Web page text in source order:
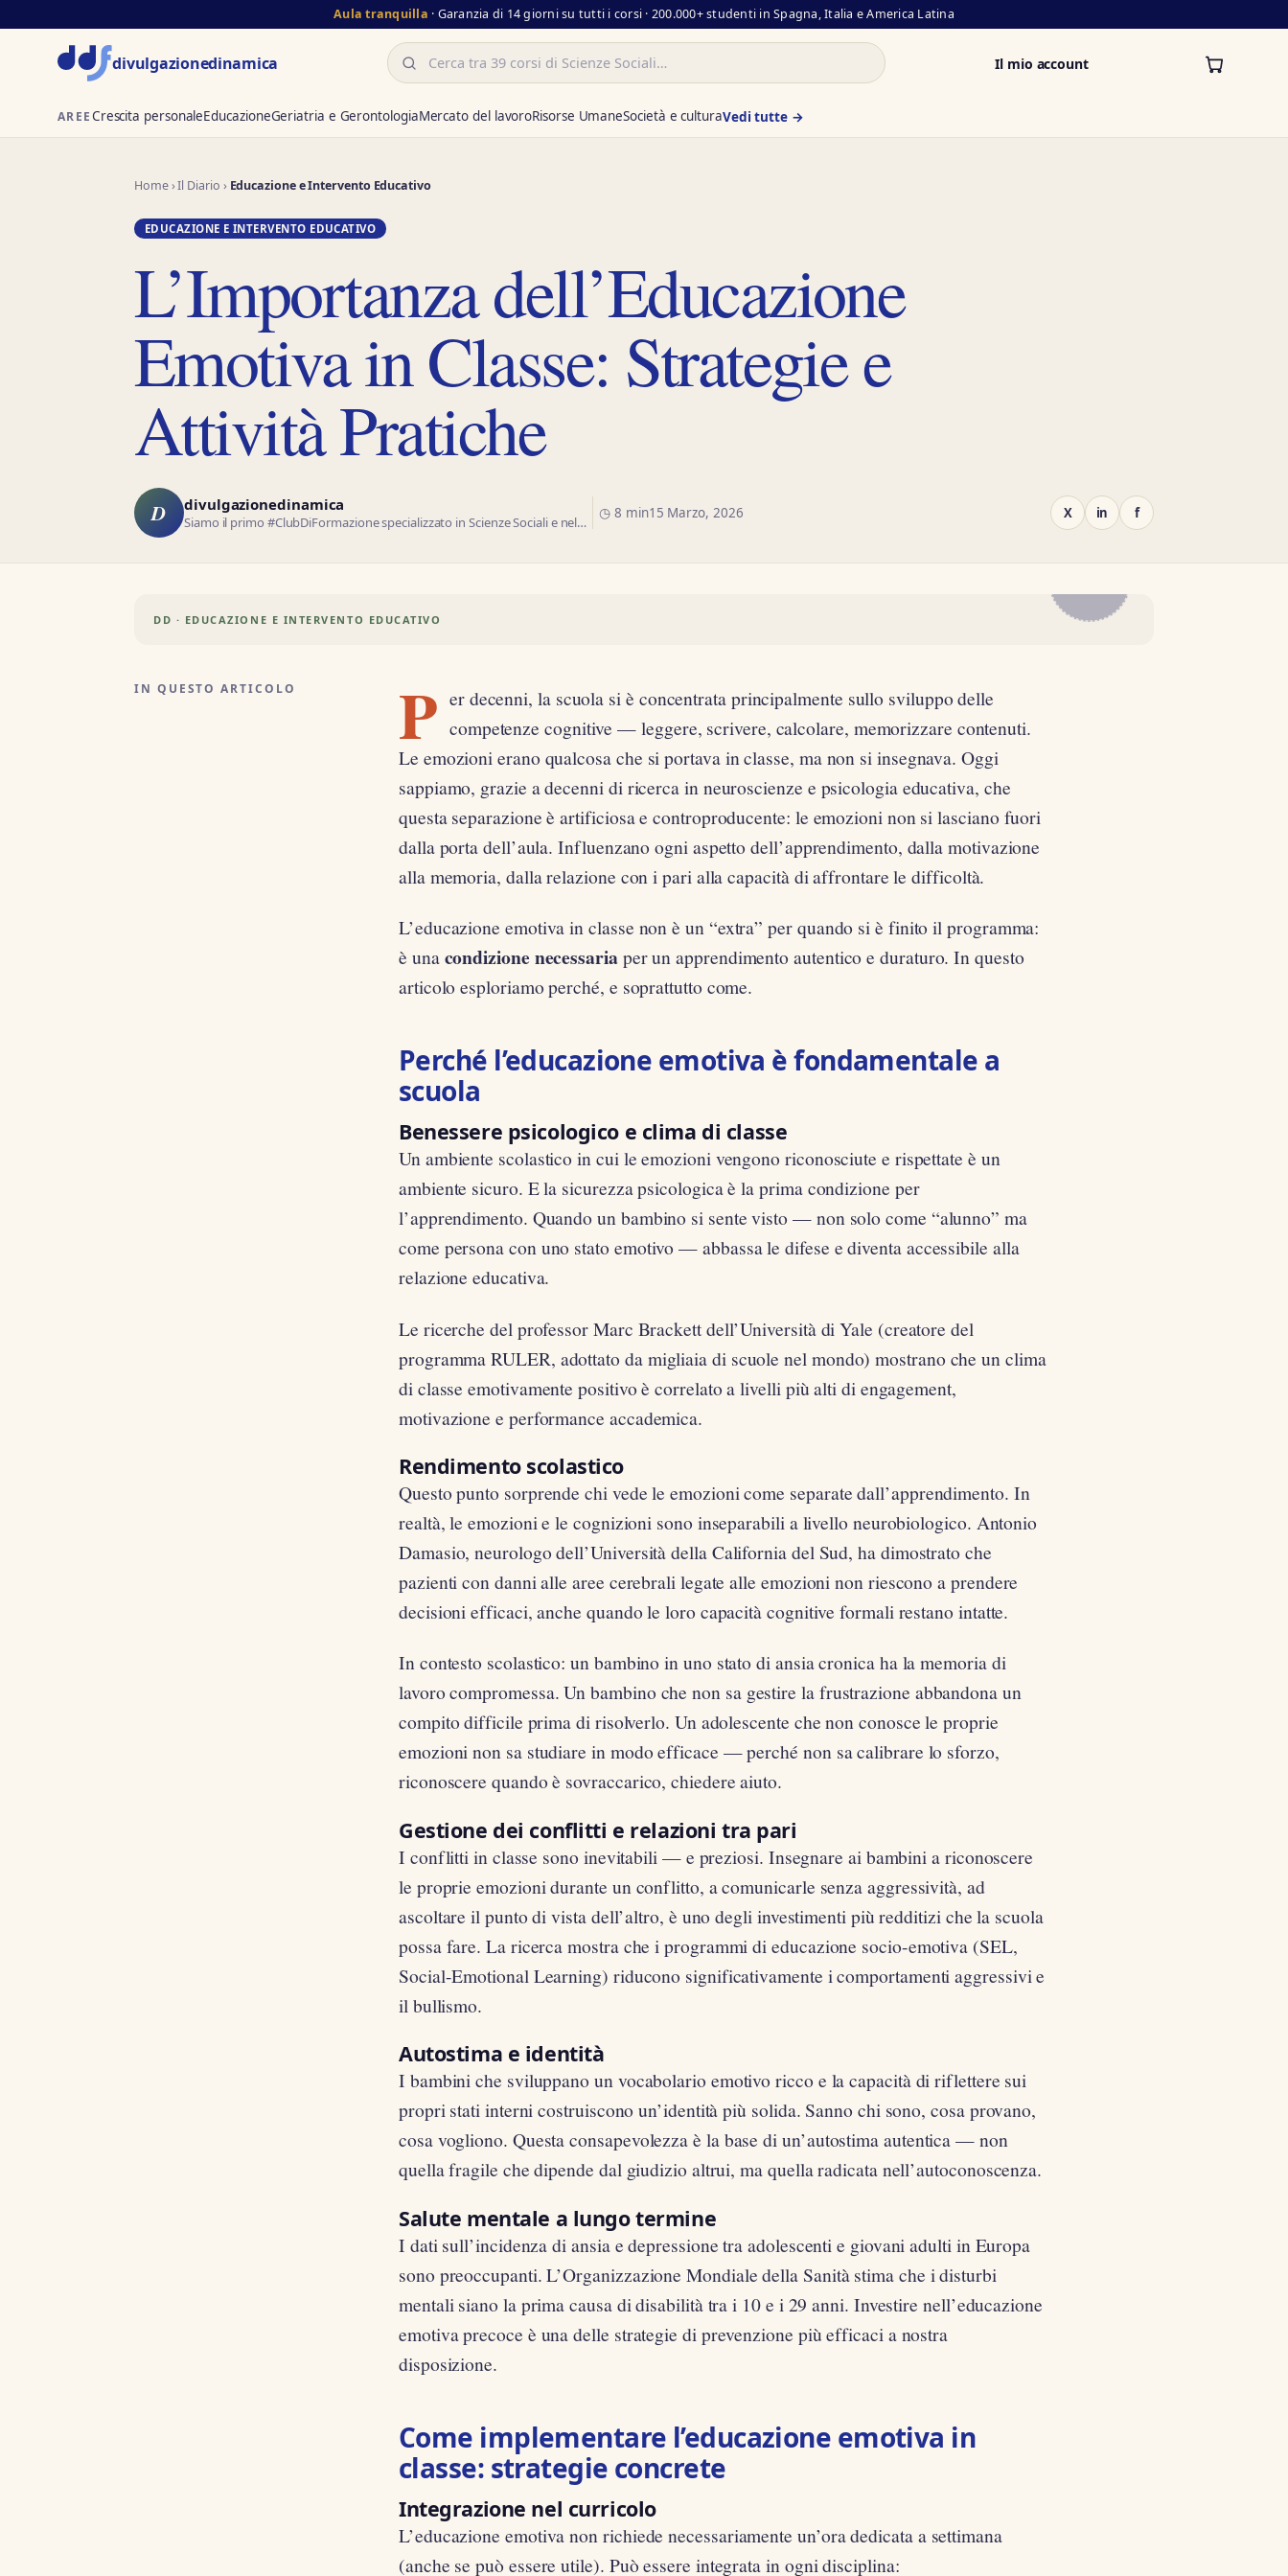
Aula tranquilla · Garanzia di 14 giorni su tutti i corsi · 200.000+ studenti in Spagna, Italia e America Latina
divulgazionedinamica Cerca Il mio account
AREECrescita personaleEducazioneGeriatria e GerontologiaMercato del lavoroRisorse UmaneSocietà e culturaVedi tutte →
Home›Il Diario › Educazione e Intervento Educativo
EDUCAZIONE E INTERVENTO EDUCATIVO
L’Importanza dell’Educazione
Emotiva in Classe: Strategie e
Attività Pratiche
D divulgazionedinamica
Siamo il primo #ClubDiFormazione specializzato in Scienze Sociali e nel…
◷ 8 min15 Marzo, 2026 X in f
DD · EDUCAZIONE E INTERVENTO EDUCATIVO
IN QUESTO ARTICOLO P er decenni, la scuola si è concentrata principalmente sullo sviluppo delle
competenze cognitive — leggere, scrivere, calcolare, memorizzare contenuti.
Le emozioni erano qualcosa che si portava in classe, ma non si insegnava. Oggi
sappiamo, grazie a decenni di ricerca in neuroscienze e psicologia educativa, che
questa separazione è artificiosa e controproducente: le emozioni non si lasciano fuori
dalla porta dell’aula. Influenzano ogni aspetto dell’apprendimento, dalla motivazione
alla memoria, dalla relazione con i pari alla capacità di affrontare le difficoltà.
L’educazione emotiva in classe non è un “extra” per quando si è finito il programma:
è unacondizione necessariaper un apprendimento autentico e duraturo. In questo
articolo esploriamo perché, e soprattutto come.
Perché l’educazione emotiva è fondamentale a
scuola
Benessere psicologico e clima di classe
Un ambiente scolastico in cui le emozioni vengono riconosciute e rispettate è un
ambiente sicuro. E la sicurezza psicologica è la prima condizione per
l’apprendimento. Quando un bambino si sente visto — non solo come “alunno” ma
come persona con uno stato emotivo — abbassa le difese e diventa accessibile alla
relazione educativa.
Le ricerche del professor Marc Brackett dell’Università di Yale (creatore del
programma RULER, adottato da migliaia di scuole nel mondo) mostrano che un clima
di classe emotivamente positivo è correlato a livelli più alti di engagement,
motivazione e performance accademica.
Rendimento scolastico
Questo punto sorprende chi vede le emozioni come separate dall’apprendimento. In
realtà, le emozioni e le cognizioni sono inseparabili a livello neurobiologico. Antonio
Damasio, neurologo dell’Università della California del Sud, ha dimostrato che
pazienti con danni alle aree cerebrali legate alle emozioni non riescono a prendere
decisioni efficaci, anche quando le loro capacità cognitive formali restano intatte.
In contesto scolastico: un bambino in uno stato di ansia cronica ha la memoria di
lavoro compromessa. Un bambino che non sa gestire la frustrazione abbandona un
compito difficile prima di risolverlo. Un adolescente che non conosce le proprie
emozioni non sa studiare in modo efficace — perché non sa calibrare lo sforzo,
riconoscere quando è sovraccarico, chiedere aiuto.
Gestione dei conflitti e relazioni tra pari
I conflitti in classe sono inevitabili — e preziosi. Insegnare ai bambini a riconoscere
le proprie emozioni durante un conflitto, a comunicarle senza aggressività, ad
ascoltare il punto di vista dell’altro, è uno degli investimenti più redditizi che la scuola
possa fare. La ricerca mostra che i programmi di educazione socio-emotiva (SEL,
Social-Emotional Learning) riducono significativamente i comportamenti aggressivi e
il bullismo.
Autostima e identità
I bambini che sviluppano un vocabolario emotivo ricco e la capacità di riflettere sui
propri stati interni costruiscono un’identità più solida. Sanno chi sono, cosa provano,
cosa vogliono. Questa consapevolezza è la base di un’autostima autentica — non
quella fragile che dipende dal giudizio altrui, ma quella radicata nell’autoconoscenza.
Salute mentale a lungo termine
I dati sull’incidenza di ansia e depressione tra adolescenti e giovani adulti in Europa
sono preoccupanti. L’Organizzazione Mondiale della Sanità stima che i disturbi
mentali siano la prima causa di disabilità tra i 10 e i 29 anni. Investire nell’educazione
emotiva precoce è una delle strategie di prevenzione più efficaci a nostra
disposizione.
Come implementare l’educazione emotiva in
classe: strategie concrete
Integrazione nel curricolo
L’educazione emotiva non richiede necessariamente un’ora dedicata a settimana
(anche se può essere utile). Può essere integrata in ogni disciplina: